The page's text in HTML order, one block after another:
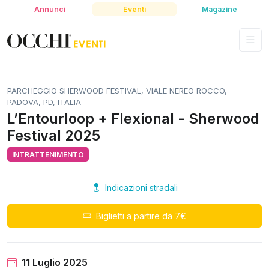
Annunci Eventi Magazine
PARCHEGGIO SHERWOOD FESTIVAL, VIALE NEREO ROCCO,
PADOVA, PD, ITALIA
L’Entourloop + Flexional - Sherwood
Festival 2025
INTRATTENIMENTO
Indicazioni stradali
Biglietti a partire da 7€
11 Luglio 2025